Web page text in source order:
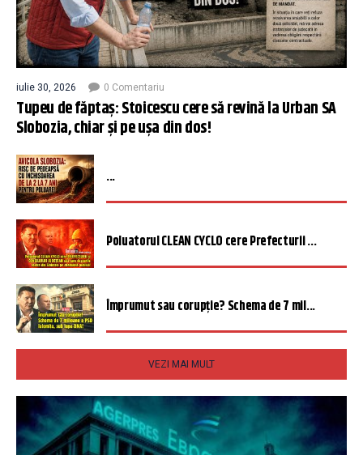
iulie 30, 2026 0 Comentariu
Tupeu de făptaș: Stoicescu cere să revină la Urban SA
Slobozia, chiar și pe ușa din dos!
...
Poluatorul CLEAN CYCLO cere Prefecturii ...
Împrumut sau corupție? Schema de 7 mil...
VEZI MAI MULT